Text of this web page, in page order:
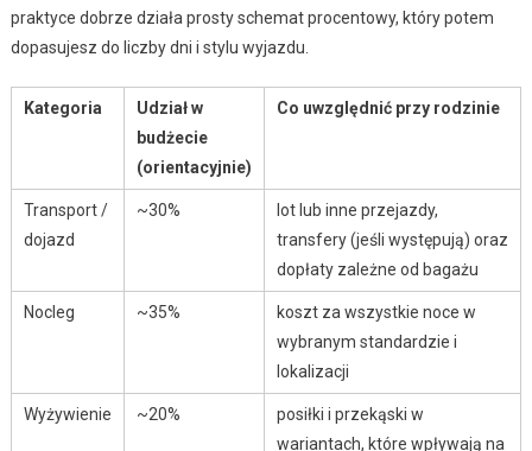
praktyce dobrze działa prosty schemat procentowy, który potem
dopasujesz do liczby dni i stylu wyjazdu.
Kategoria
Udział w
budżecie
(orientacyjnie)
Co uwzględnić przy rodzinie
Transport /
dojazd
~30%
lot lub inne przejazdy,
transfery (jeśli występują) oraz
dopłaty zależne od bagażu
Nocleg ~35%
koszt za wszystkie noce w
wybranym standardzie i
lokalizacji
Wyżywienie ~20%
posiłki i przekąski w
wariantach, które wpływają na